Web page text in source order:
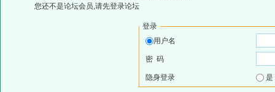
您还不是论坛会员,请先登录论坛
登录
用户名
密 码
隐身登录